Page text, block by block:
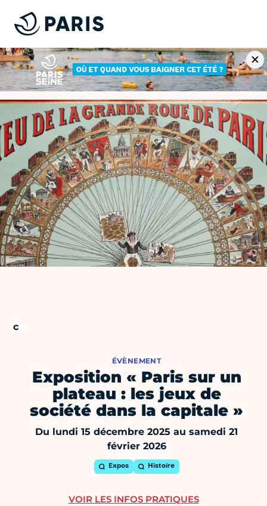
ÉVÈNEMENT
Exposition « Paris sur un
plateau : les jeux de
société dans la capitale »
Du lundi 15 décembre 2025 au samedi 21
février 2026
Expos Histoire
VOIR LES INFOS PRATIQUES